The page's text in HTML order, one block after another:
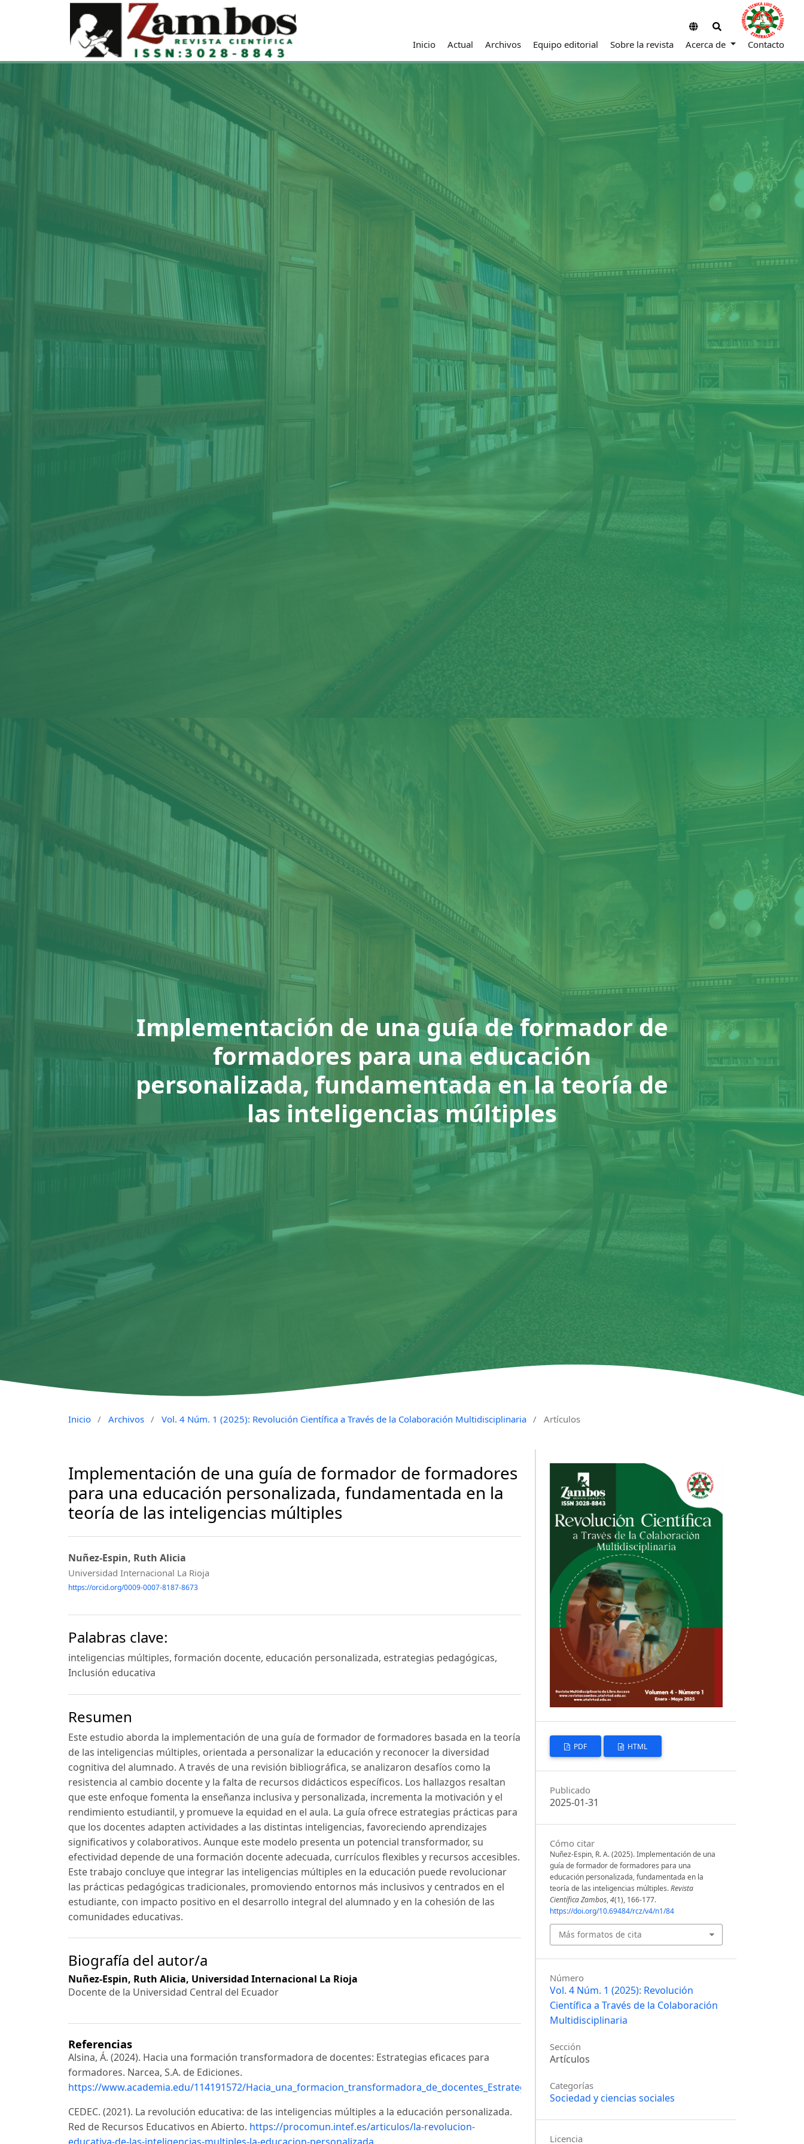
Inicio Actual Archivos Equipo editorial Sobre la revista Acerca de Contacto
Implementación de una guía de formador de
formadores para una educación
personalizada, fundamentada en la teoría de
las inteligencias múltiples
Inicio / Archivos / Vol. 4 Núm. 1 (2025): Revolución Científica a Través de la Colaboración Multidisciplinaria / Artículos
Implementación de una guía de formador de formadores
para una educación personalizada, fundamentada en la
teoría de las inteligencias múltiples
Nuñez-Espin, Ruth Alicia
Universidad Internacional La Rioja
https://orcid.org/0009-0007-8187-8673
Palabras clave:
inteligencias múltiples, formación docente, educación personalizada, estrategias pedagógicas,
Inclusión educativa
Resumen
Este estudio aborda la implementación de una guía de formador de formadores basada en la teoría
de las inteligencias múltiples, orientada a personalizar la educación y reconocer la diversidad
cognitiva del alumnado. A través de una revisión bibliográfica, se analizaron desafíos como la
resistencia al cambio docente y la falta de recursos didácticos específicos. Los hallazgos resaltan
que este enfoque fomenta la enseñanza inclusiva y personalizada, incrementa la motivación y el
rendimiento estudiantil, y promueve la equidad en el aula. La guía ofrece estrategias prácticas para
que los docentes adapten actividades a las distintas inteligencias, favoreciendo aprendizajes
significativos y colaborativos. Aunque este modelo presenta un potencial transformador, su
efectividad depende de una formación docente adecuada, currículos flexibles y recursos accesibles.
Este trabajo concluye que integrar las inteligencias múltiples en la educación puede revolucionar
las prácticas pedagógicas tradicionales, promoviendo entornos más inclusivos y centrados en el
estudiante, con impacto positivo en el desarrollo integral del alumnado y en la cohesión de las
comunidades educativas.
Biografía del autor/a
Nuñez-Espin, Ruth Alicia, Universidad Internacional La Rioja
Docente de la Universidad Central del Ecuador
Referencias
Alsina, Á. (2024). Hacia una formación transformadora de docentes: Estrategias eficaces para
formadores. Narcea, S.A. de Ediciones.
https://www.academia.edu/114191572/Hacia_una_formacion_transformadora_de_docentes_Estrategias_eficaces_para_formadores
CEDEC. (2021). La revolución educativa: de las inteligencias múltiples a la educación personalizada.
Red de Recursos Educativos en Abierto. https://procomun.intef.es/articulos/la-revolucion-
PDF HTML
Publicado
2025-01-31
Cómo citar
Nuñez-Espin, R. A. (2025). Implementación de una
guía de formador de formadores para una
educación personalizada, fundamentada en la
teoría de las inteligencias múltiples.Revista
Científica Zambos,4(1), 166-177.
https://doi.org/10.69484/rcz/v4/n1/84
Más formatos de cita
Número
Vol. 4 Núm. 1 (2025): Revolución
Científica a Través de la Colaboración
Multidisciplinaria
Sección
Artículos
Categorías
Sociedad y ciencias sociales
Licencia